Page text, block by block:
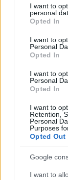
not limited to
grant or deny
use your data
consent section.
I want to
personal
Opted In
I want to
Personal
Opted In
I want to
Personal
Opted In
I want to
Retention,
Personal
Purposes
Opted Out
Google
I want to
¿Estás
Los coches